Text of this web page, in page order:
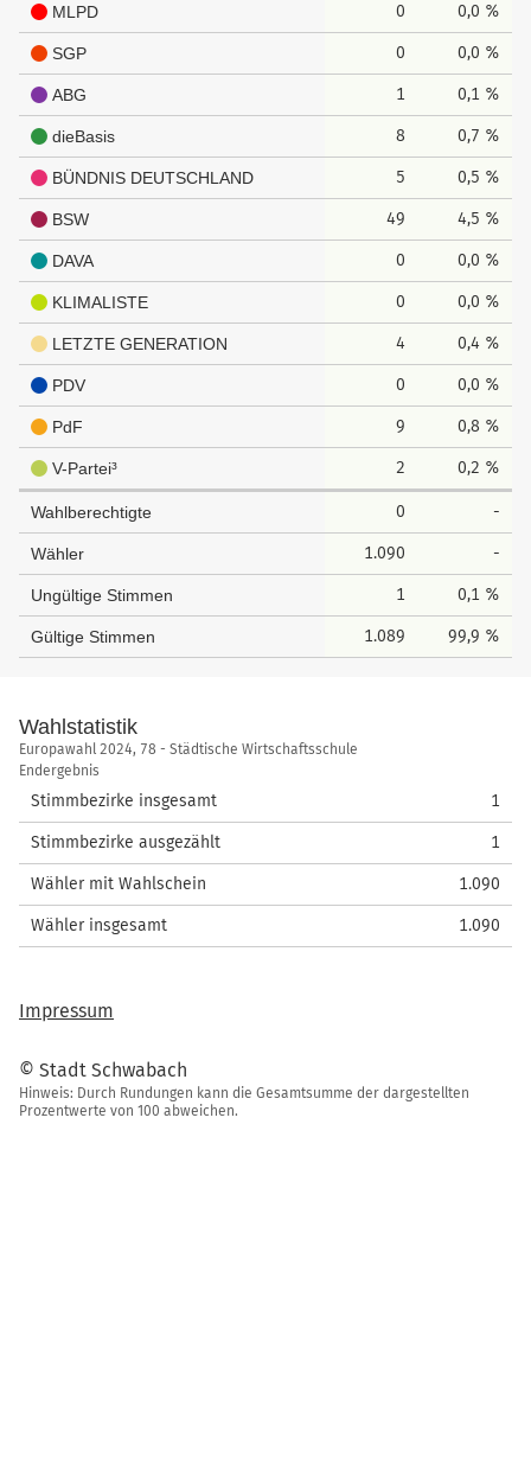
MLPD 0 0,0 %
SGP 0 0,0 %
ABG 1 0,1 %
dieBasis 8 0,7 %
BÜNDNIS DEUTSCHLAND 5 0,5 %
BSW 49 4,5 %
DAVA 0 0,0 %
KLIMALISTE 0 0,0 %
LETZTE GENERATION 4 0,4 %
PDV 0 0,0 %
PdF 9 0,8 %
V-Partei³ 2 0,2 %
Wahlberechtigte 0 -
Wähler 1.090 -
Ungültige Stimmen 1 0,1 %
Gültige Stimmen 1.089 99,9 %
Wahlstatistik
Wahlstatistik
Europawahl 2024, 78 - Städtische Wirtschaftsschule
Endergebnis
Stimmbezirke insgesamt 1
Stimmbezirke ausgezählt 1
Wähler mit Wahlschein 1.090
Wähler insgesamt 1.090
Impressum
© Stadt Schwabach
Hinweis: Durch Rundungen kann die Gesamtsumme der dargestellten
Prozentwerte von 100 abweichen.